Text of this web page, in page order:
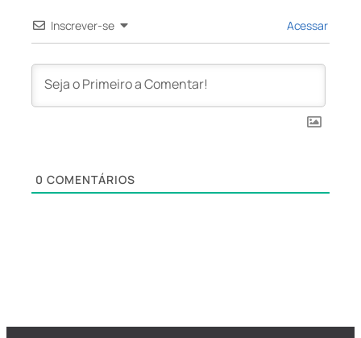
Inscrever-se Acessar
0 COMENTÁRIOS